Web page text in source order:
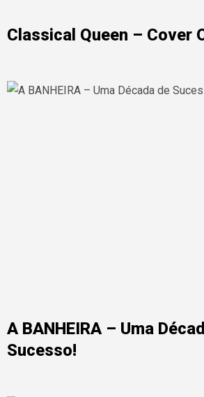
Classical Queen – Cover
A BANHEIRA – Uma
Sucesso!